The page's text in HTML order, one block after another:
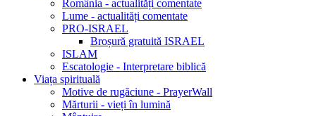
România - actualități comentate
Lume - actualități comentate
PRO-ISRAEL
Broșură gratuită ISRAEL
ISLAM
Escatologie - Interpretare biblică
Viața spirituală
Motive de rugăciune - PrayerWall
Mărturii - vieți în lumină